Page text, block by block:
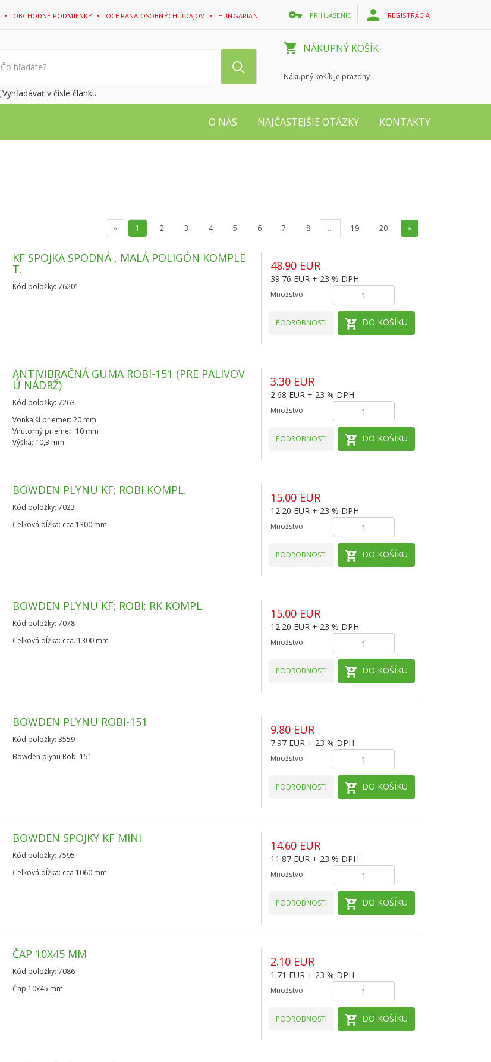
OBCHODNÉ PODMIENKY OCHRANA OSOBNÝCH ÚDAJOV HUNGARIAN PRIHLÁSENIE REGISTRÁCIA
Vyhľadávať v čísle článku
NÁKUPNÝ KOŠÍK
Nákupný košík je prázdny
O NÁS NAJČASTEJŠIE OTÁZKY KONTAKTY
« 1 2 3 4 5 6 7 8 ... 19 20 »
KF SPOJKA SPODNÁ , MALÁ POLIGÓN KOMPLE
T.
Kód položky: 76201
48.90 EUR
39.76 EUR + 23 % DPH
Množstvo
PODROBNOSTI DO KOŠÍKU
ANTIVIBRAČNÁ GUMA ROBI-151 (PRE PALIVOV
Ú NÁDRŽ)
Kód položky: 7263
Vonkajší priemer: 20 mm
Vnútorný priemer: 10 mm
Výška: 10,3 mm
3.30 EUR
2.68 EUR + 23 % DPH
Množstvo
PODROBNOSTI DO KOŠÍKU
BOWDEN PLYNU KF; ROBI KOMPL.
Kód položky: 7023
Celková dĺžka: cca 1300 mm
15.00 EUR
12.20 EUR + 23 % DPH
Množstvo
PODROBNOSTI DO KOŠÍKU
BOWDEN PLYNU KF; ROBI; RK KOMPL.
Kód položky: 7078
Celková dĺžka: cca. 1300 mm
15.00 EUR
12.20 EUR + 23 % DPH
Množstvo
PODROBNOSTI DO KOŠÍKU
BOWDEN PLYNU ROBI-151
Kód položky: 3559
Bowden plynu Robi 151
9.80 EUR
7.97 EUR + 23 % DPH
Množstvo
PODROBNOSTI DO KOŠÍKU
BOWDEN SPOJKY KF MINI
Kód položky: 7595
Celková dĺžka: cca 1060 mm
14.60 EUR
11.87 EUR + 23 % DPH
Množstvo
PODROBNOSTI DO KOŠÍKU
ČAP 10X45 MM
Kód položky: 7086
Čap 10x45 mm
2.10 EUR
1.71 EUR + 23 % DPH
Množstvo
PODROBNOSTI DO KOŠÍKU